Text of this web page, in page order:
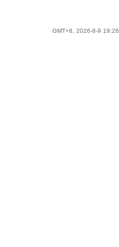
GMT+8, 2026-8-9 19:26